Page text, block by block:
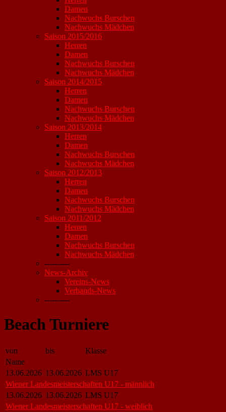
Damen
Nachwuchs Burschen
Nachwuchs Mädchen
Saison 2015/2016
Herren
Damen
Nachwuchs Burschen
Nachwuchs Mädchen
Saison 2014/2015
Herren
Damen
Nachwuchs Burschen
Nachwuchs Mädchen
Saison 2013/2014
Herren
Damen
Nachwuchs Burschen
Nachwuchs Mädchen
Saison 2012/2013
Herren
Damen
Nachwuchs Burschen
Nachwuchs Mädchen
Saison 2011/2012
Herren
Damen
Nachwuchs Burschen
Nachwuchs Mädchen
----------
News-Archiv
Vereins-News
Verbands-News
----------
Beach Turniere
von bis
Klasse
Name
13.06.2026 13.06.2026 LMS U17
Wiener Landesmeisterschaften U17 - männlich
13.06.2026 13.06.2026 LMS U17
Wiener Landesmeisterschaften U17 - weiblich